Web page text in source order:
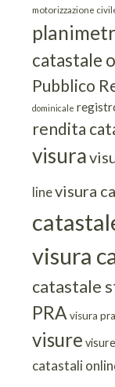
motorizzazione
catastale
Pubblico
dominicale
rendita
visura
linevisura
visura
catastale
PRA visura
visure
catastali